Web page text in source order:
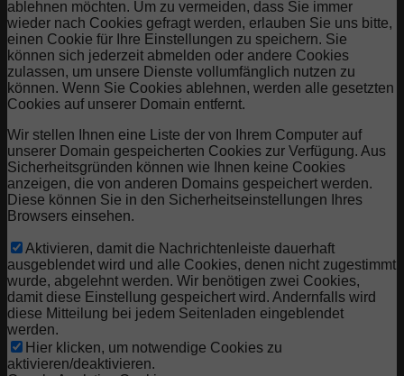
ablehnen möchten. Um zu vermeiden, dass Sie immer
wieder nach Cookies gefragt werden, erlauben Sie uns bitte,
einen Cookie für Ihre Einstellungen zu speichern. Sie
können sich jederzeit abmelden oder andere Cookies
zulassen, um unsere Dienste vollumfänglich nutzen zu
können. Wenn Sie Cookies ablehnen, werden alle gesetzten
Cookies auf unserer Domain entfernt.
Wir stellen Ihnen eine Liste der von Ihrem Computer auf
unserer Domain gespeicherten Cookies zur Verfügung. Aus
Sicherheitsgründen können wie Ihnen keine Cookies
anzeigen, die von anderen Domains gespeichert werden.
Diese können Sie in den Sicherheitseinstellungen Ihres
Browsers einsehen.
Aktivieren, damit die Nachrichtenleiste dauerhaft
ausgeblendet wird und alle Cookies, denen nicht zugestimmt
wurde, abgelehnt werden. Wir benötigen zwei Cookies,
damit diese Einstellung gespeichert wird. Andernfalls wird
diese Mitteilung bei jedem Seitenladen eingeblendet
werden.
Hier klicken, um notwendige Cookies zu
aktivieren/deaktivieren.